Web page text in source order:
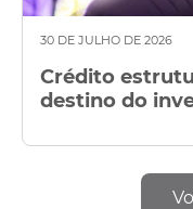
30 DE JULHO DE 2026
Crédito
destino do